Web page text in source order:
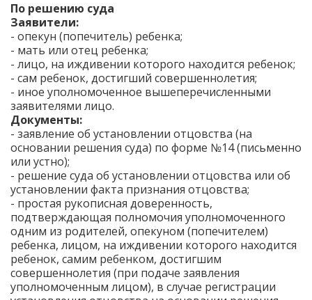
По решению суда
Заявители:
- опекун (попечитель) ребенка;
- мать или отец ребенка;
- лицо, на иждивении которого находится ребенок;
- сам ребенок, достигший совершеннолетия;
- иное уполномоченное вышеперечисленными
заявителями лицо.
Документы:
- заявление об установлении отцовства (на
основании решения суда) по форме №14 (письменно
или устно);
- решение суда об установлении отцовства или об
установлении факта признания отцовства;
- простая рукописная доверенность,
подтверждающая полномочия уполномоченного
одним из родителей, опекуном (попечителем)
ребенка, лицом, на иждивении которого находится
ребенок, самим ребенком, достигшим
совершеннолетия (при подаче заявления
уполномоченным лицом), в случае регистрации